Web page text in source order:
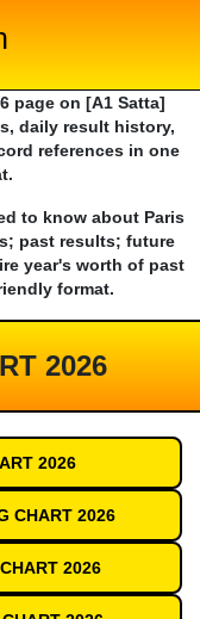
page on [A1 Satta]
daily result history,
references in one
to know about Paris
past results; future
year's worth of past
format.
2026
2026
CHART 2026
2026